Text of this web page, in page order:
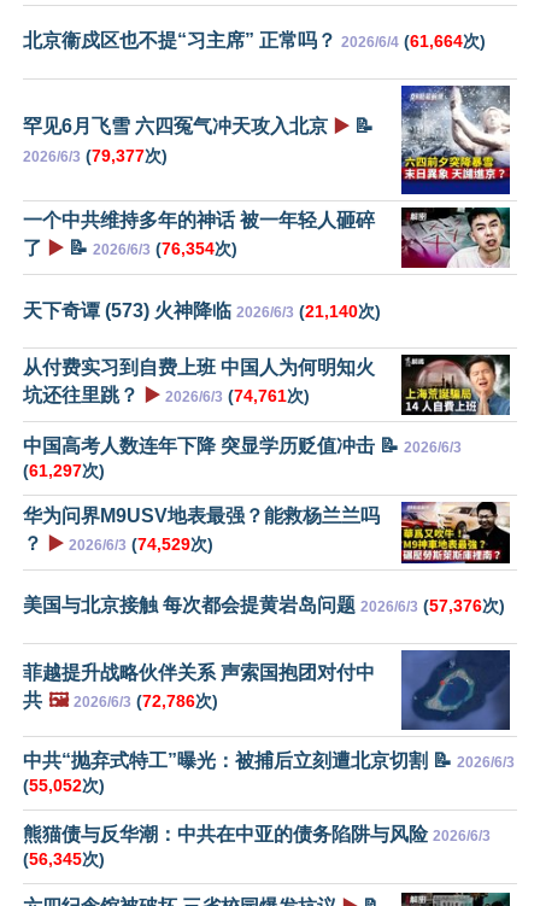
北京衞戍区也不提“习主席” 正常吗？ 2026/6/4 (61,664次)
罕见6月飞雪 六四冤气冲天攻入北京 ▶️ 📝
2026/6/3 (79,377次)
一个中共维持多年的神话 被一年轻人砸碎
了 ▶️ 📝 2026/6/3 (76,354次)
天下奇谭 (573) 火神降临 2026/6/3 (21,140次)
从付费实习到自费上班 中国人为何明知火
坑还往里跳？
▶️ 2026/6/3 (74,761次)
中国高考人数连年下降 突显学历贬值冲击 📝 2026/6/3
(61,297次)
华为问界M9USV地表最强？能救杨兰兰吗
？
▶️ 2026/6/3 (74,529次)
美国与北京接触 每次都会提黄岩岛问题 2026/6/3 (57,376次)
菲越提升战略伙伴关系 声索国抱团对付中
共 🖼️ 2026/6/3 (72,786次)
中共“抛弃式特工”曝光：被捕后立刻遭北京切割 📝 2026/6/3
(55,052次)
熊猫债与反华潮：中共在中亚的债务陷阱与风险 2026/6/3
(56,345次)